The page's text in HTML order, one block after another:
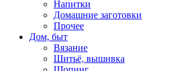
Напитки
Домашние заготовки
Прочее
Дом, быт
Вязание
Шитьё, вышивка